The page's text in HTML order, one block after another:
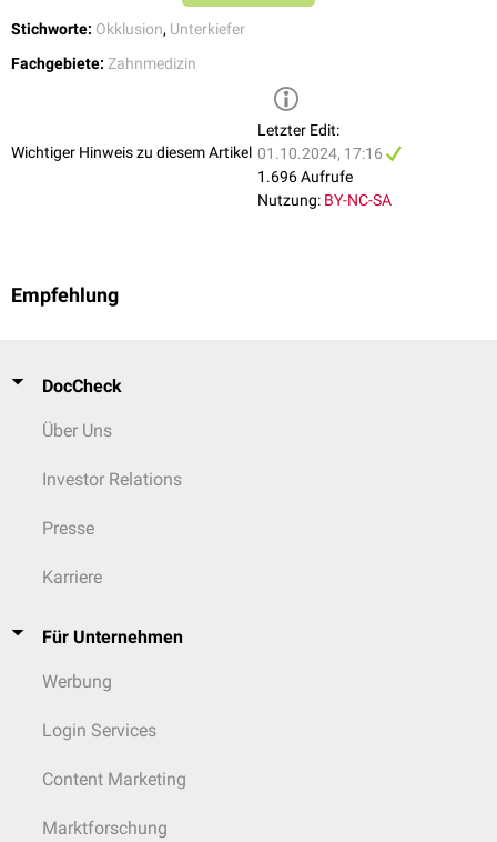
Stichworte: Okklusion, Unterkiefer
Fachgebiete: Zahnmedizin
Wichtiger Hinweis zu diesem Artikel
Letzter Edit:
01.10.2024, 17:16
1.696 Aufrufe
Nutzung: BY-NC-SA
Empfehlung
DocCheck
Über Uns
Investor Relations
Presse
Karriere
Für Unternehmen
Werbung
Login Services
Content Marketing
Marktforschung